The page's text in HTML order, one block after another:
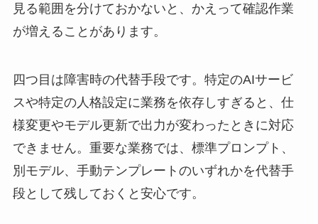
見る範囲を分けておかないと、かえって確認作業
が増えることがあります。
四つ目は障害時の代替手段です。特定のAIサービ
スや特定の人格設定に業務を依存しすぎると、仕
様変更やモデル更新で出力が変わったときに対応
できません。重要な業務では、標準プロンプト、
別モデル、手動テンプレートのいずれかを代替手
段として残しておくと安心です。